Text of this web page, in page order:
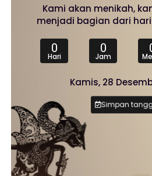
Kami akan menikah,
menjadi bagian dari
0
Hari
0
Jam
Kamis, 28
Simpan